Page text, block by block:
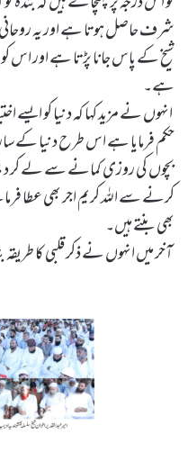
شرف حاصل ہوتا ہے اور یہ
شیخ کے پاس جانا پڑتا ہے اور اس کو
ہے۔
انہوں نے مزید کہا کہ دنیا کو
حکم فرمایا ہے اس طرح دنیا
بچوں کی روزی کمانے سے لے کر
کرنے سے اللہ کریم اجر بھی عطا
بھی بنتے ہیں۔
آخر میں انہوں نے ذکر قلبی کا طریقہ